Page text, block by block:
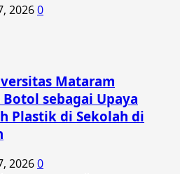
20260
Mataram
sebagai Upaya
Plastik di Sekolah di
20260